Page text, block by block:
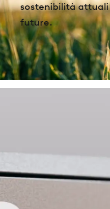
sostenibilità attuali
future.